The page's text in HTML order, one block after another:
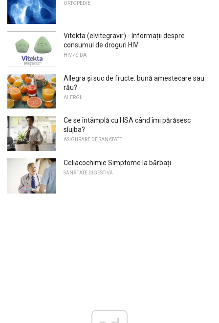
ORTOPEDIE
Vitekta (elvitegravir) - Informații despre
consumul de droguri HIV
HIV / SIDA
Allegra și suc de fructe: bună amestecare sau
rău?
ALERGII
Ce se întâmplă cu HSA când îmi părăsesc
slujba?
ASIGURARE DE SANATATE
Celiacochimie Simptome la bărbați
SĂNĂTATE DIGESTIVĂ